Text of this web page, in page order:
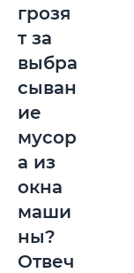
грозя
т за
выбра
сыван
ие
мусор
а из
окна
маши
ны?
Отвеч